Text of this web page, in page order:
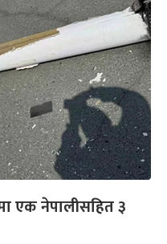
एक नेपालीसहित ३